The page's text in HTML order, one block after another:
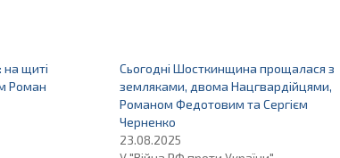
на щиті
Роман
Сьогодні Шосткинщина прощалася з
земляками, двома Нацгвардійцями,
Романом Федотовим та Сергієм
Черненко
23.08.2025